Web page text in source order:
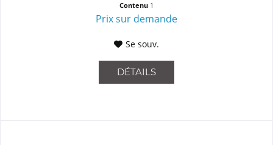
Contenu 1
Prix sur demande
Se souv.
DÉTAILS